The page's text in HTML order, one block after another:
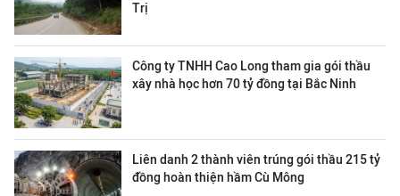
Trị
Công ty TNHH Cao Long tham gia gói thầu
xây nhà học hơn 70 tỷ đồng tại Bắc Ninh
Liên danh 2 thành viên trúng gói thầu 215 tỷ
đồng hoàn thiện hầm Cù Mông